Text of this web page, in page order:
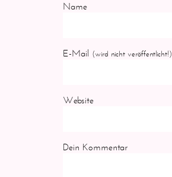
Name
E-Mail (wird nicht veröffentlicht!)
Website
Dein Kommentar